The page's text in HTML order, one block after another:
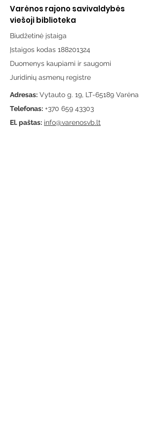
Varėnos rajono savivaldybės
viešoji biblioteka
Biudžetinė įstaiga
Įstaigos kodas 188201324
Duomenys kaupiami ir saugomi
Juridinių asmenų registre
Adresas: Vytauto g. 19, LT-65189 Varėna
Telefonas: +370 659 43303
El. paštas: info@varenosvb.lt